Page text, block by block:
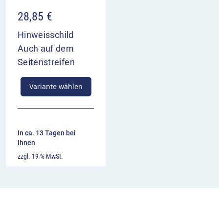
28,85 €
Hinweisschild
Auch auf dem
Seitenstreifen
Variante wählen
In ca. 13 Tagen bei
Ihnen
zzgl. 19 % MwSt.